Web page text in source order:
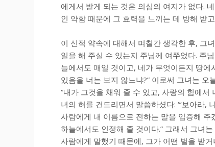
에게서 받게 되는 것은 의심의 여지가 없다.
인 약함 때문에 그 효력을 느끼는 데 방해 받
이 신적 약속에 대해서 며칠간 생각한 후, 그
일을 해 주실 수 있는지 주님께 여쭈었다. 주
늘에서도 매일 것이고, 네가 무엇이든지 땅
있음을 너는 보지 않느냐?” 이로써 그녀는
“내가 그것을 채워 줄 수 있고, 사랑의 힘에
녀의 혀를 건드리면서 말씀하셨다: “‘보아라,
사람에게 내 이름으로 전하는 말을 입증해
하늘에서도 인정해 줄 것이다.” 그래서 그녀
사람에게 말했기 때문에, 그가 어떤 벌을 받